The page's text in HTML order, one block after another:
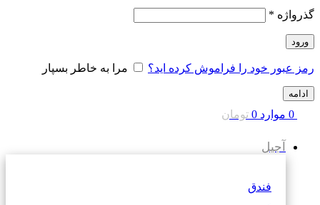
گذرواژه *
ورود
رمز عبور خود را فراموش کرده اید؟ مرا به خاطر بسپار
ادامه
0 موارد 0 تومان
آجیل
فندق